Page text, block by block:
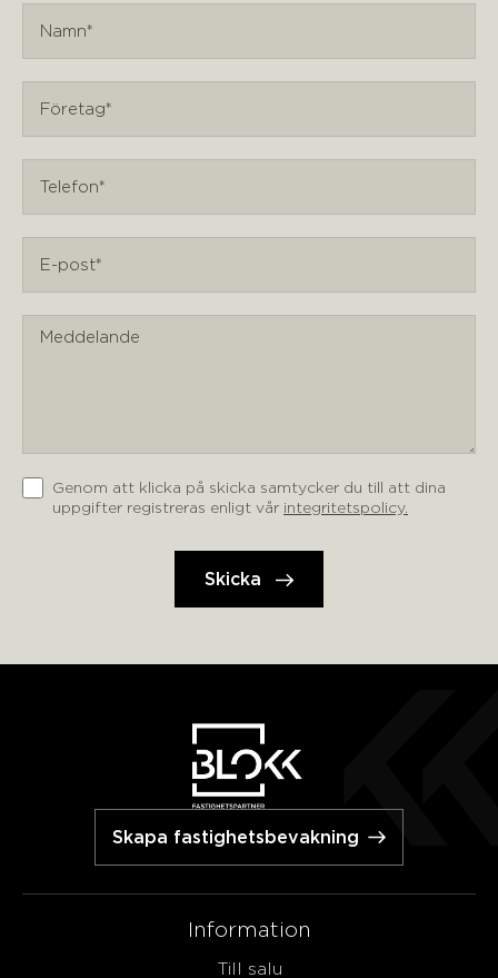
Genom att klicka på skicka samtycker du till att dina
uppgifter registreras enligt vår integritetspolicy.
Skapa fastighetsbevakning
Information
Till salu